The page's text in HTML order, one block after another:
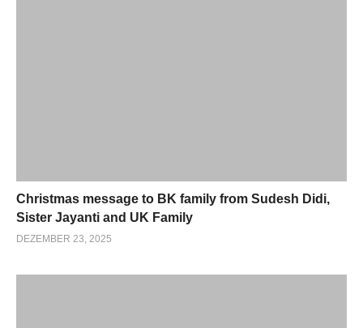
Christmas message to BK family from Sudesh Didi,
Sister Jayanti and UK Family
DEZEMBER 23, 2025